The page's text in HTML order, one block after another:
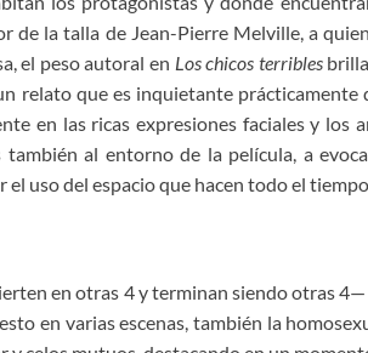
de la talla de Jean-Pierre Melville, a
el peso autoral en Los chicos terribles
relato que es inquietante prácticamente
en las ricas expresiones faciales y los
al entorno de la película, a
uso del espacio que hacen todo el
en otras 4 y terminan siendo otras
en varias escenas, también la